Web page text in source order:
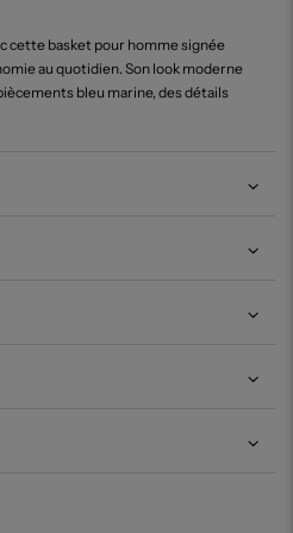
cette basket pour homme signée
au quotidien. Son look moderne
bleu marine, des détails
et une fermeture zippée sur le côté
sorties.